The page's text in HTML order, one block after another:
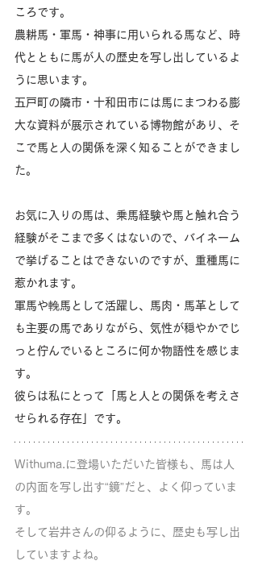
ころです。
農耕馬・軍馬・神事に用いられる馬など、時
代とともに馬が人の歴史を写し出しているよ
うに思います。
五戸町の隣市・十和田市には馬にまつわる膨
大な資料が展示されている博物館があり、そ
こで馬と人の関係を深く知ることができまし
た。
お気に入りの馬は、乗馬経験や馬と触れ合う
経験がそこまで多くはないので、バイネーム
で挙げることはできないのですが、重種馬に
惹かれます。
軍馬や輓馬として活躍し、馬肉・馬革として
も主要の馬でありながら、気性が穏やかでじ
っと佇んでいるところに何か物語性を感じま
す。
彼らは私にとって「馬と人との関係を考えさ
せられる存在」です。
Withuma.に登場いただいた皆様も、馬は人
の内面を写し出す“鏡”だと、よく仰っていま
す。
そして岩井さんの仰るように、歴史も写し出
していますよね。